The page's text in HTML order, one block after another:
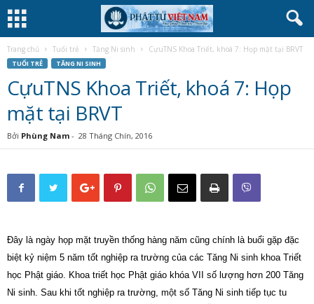
Trang chủ Tuổi trẻ Tăng Ni sinh CựuTNS Khoa Triết, khoá 7: Họp mặt tại BRVT
TUỔI TRẺ TĂNG NI SINH
CựuTNS Khoa Triết, khoá 7: Họp
mặt tại BRVT
Bởi Phùng Nam - 28 Tháng Chín, 2016
Đây là ngày họp mặt truyền thống hàng năm cũng chính là buổi gặp đặc
biệt kỷ niệm 5 năm tốt nghiệp ra trường của các Tăng Ni sinh khoa Triết
học Phật giáo. Khoa triết học Phật giáo khóa VII số lượng hơn 200 Tăng
Ni sinh. Sau khi tốt nghiệp ra trường, một số Tăng Ni sinh tiếp tục tu